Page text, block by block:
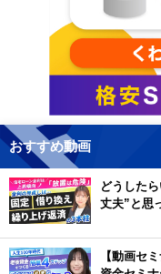
おすすめ動画
どうした
丈夫”と思
【動画セ